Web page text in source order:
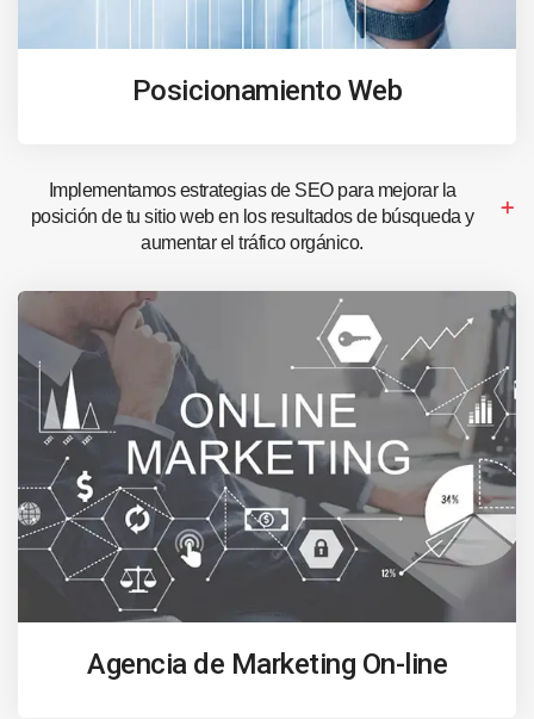
Posicionamiento Web
Implementamos estrategias de SEO para mejorar la
posición de tu sitio web en los resultados de búsqueda y
aumentar el tráfico orgánico.
Agencia de Marketing On-line